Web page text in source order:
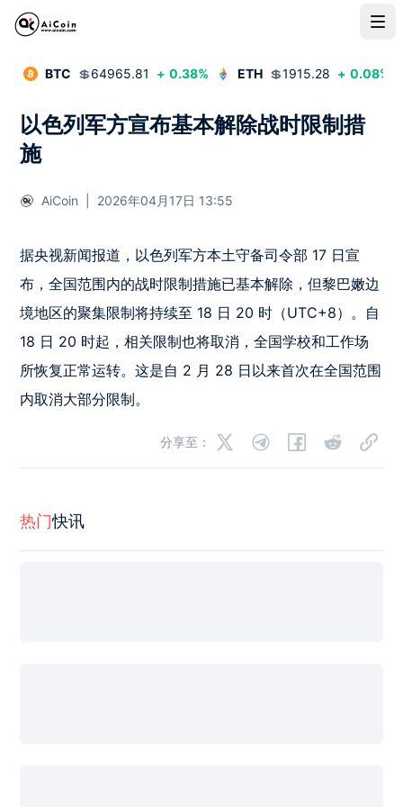
BTC 💲64965.81 + 0.38% ETH 💲1915.28 + 0.08%
以色列军方宣布基本解除战时限制措
施
AiCoin 2026年04月17日 13:55
据央视新闻报道，以色列军方本土守备司令部 17 日宣
布，全国范围内的战时限制措施已基本解除，但黎巴嫩边
境地区的聚集限制将持续至 18 日 20 时（UTC+8）。自
18 日 20 时起，相关限制也将取消，全国学校和工作场
所恢复正常运转。这是自 2 月 28 日以来首次在全国范围
内取消大部分限制。
分享至：
热门快讯